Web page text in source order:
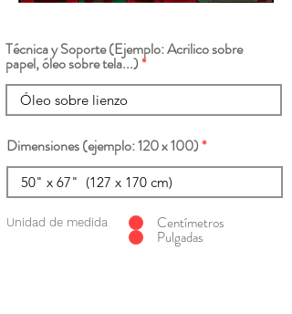
Técnica y Soporte (Ejemplo: Acrilico sobre
papel, óleo sobre tela...)
Dimensiones (ejemplo: 120 x 100)
Unidad de medida Centímetros
Pulgadas